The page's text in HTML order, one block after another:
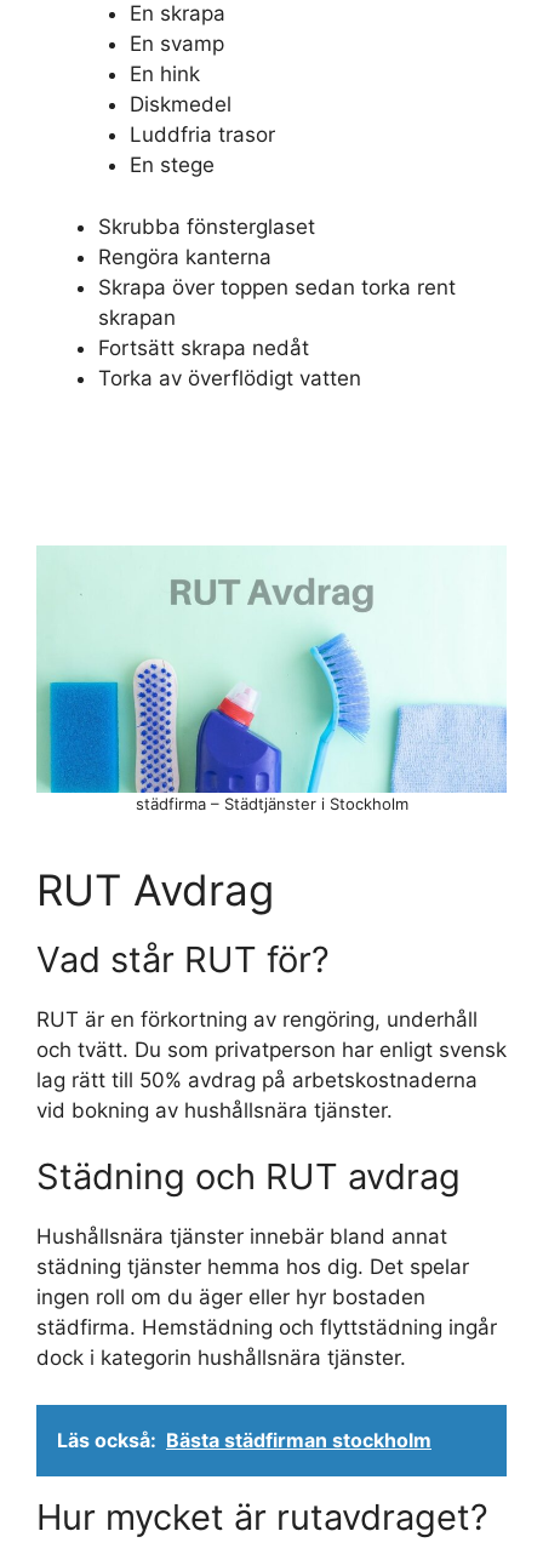
En skrapa
En svamp
En hink
Diskmedel
Luddfria trasor
En stege
Skrubba fönsterglaset
Rengöra kanterna
Skrapa över toppen sedan torka rent
skrapan
Fortsätt skrapa nedåt
Torka av överflödigt vatten
RUT Avdrag
Vad står RUT för?
RUT är en förkortning av rengöring, underhåll
och tvätt. Du som privatperson har enligt svensk
lag rätt till 50% avdrag på arbetskostnaderna
vid bokning av hushållsnära tjänster.
Städning och RUT avdrag
Hushållsnära tjänster innebär bland annat
städning tjänster hemma hos dig. Det spelar
ingen roll om du äger eller hyr bostaden
städfirma. Hemstädning och flyttstädning ingår
dock i kategorin hushållsnära tjänster.
Läs också: Bästa städfirman stockholm
Hur mycket är rutavdraget?
städfirma – Städtjänster i Stockholm